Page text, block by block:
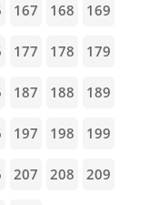
167 168 169
177 178 179
187 188 189
197 198 199
207 208 209